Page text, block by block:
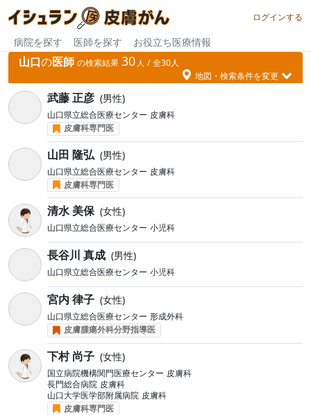
ログインする
病院を探す 医師を探す お役立ち医療情報
皮膚がん
山口の医師 の検索結果 30 30
地図・検索条件を変更
武藤 正彦 男性
山口県立総合医療センター 皮膚科
皮膚科専門医
山田 隆弘 男性
山口県立総合医療センター 皮膚科
皮膚科専門医
清水 美保 女性
山口県立総合医療センター 小児科
長谷川 真成 男性
山口県立総合医療センター 小児科
宮内 律子 女性
山口県立総合医療センター 形成外科
皮膚腫瘍外科分野指導医
下村 尚子 女性
国立病院機構関門医療センター 皮膚科
長門総合病院 皮膚科
山口大学医学部附属病院 皮膚科
皮膚科専門医